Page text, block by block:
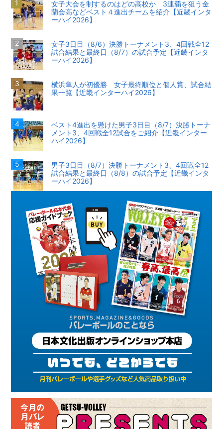
女子大会を制するのはどの高校か 3連覇を狙う金
蘭会高などベスト４進出チームを紹介【近畿インタ
ーハイ2026】
女子3日目（8/6）決勝トーナメント3、4回戦全12
試合結果と最終日（8/7）の試合予定【近畿インタ
ーハイ2026】
横浜隼人が初優勝 女子最終順位と個人賞、試合結
果一覧【近畿インターハイ2026】
ベスト4進出を懸けた男子3日目（8/7）決勝トーナ
メント3、4回戦全12試合をご紹介【近畿インター
ハイ2026】
男子3日目（8/7）決勝トーナメント3、4回戦全12
試合結果と最終日（8/8）の試合予定【近畿インタ
ーハイ2026】